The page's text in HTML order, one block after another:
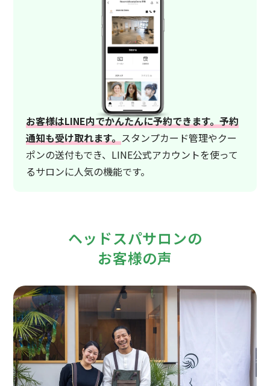
お客様はLINE内でかんたんに予約できます。予約
通知も受け取れます。 スタンプカード管理やクー
ポンの送付もでき、LINE公式アカウントを使って
るサロンに人気の機能です。
ヘッドスパサロンの
お客様の声